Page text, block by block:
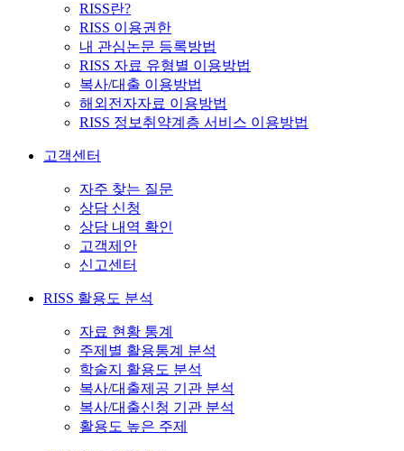
RISS란?
RISS 이용권한
내 관심논문 등록방법
RISS 자료 유형별 이용방법
복사/대출 이용방법
해외전자자료 이용방법
RISS 정보취약계층 서비스 이용방법
고객센터
자주 찾는 질문
상담 신청
상담 내역 확인
고객제안
신고센터
RISS 활용도 분석
자료 현황 통계
주제별 활용통계 분석
학술지 활용도 분석
복사/대출제공 기관 분석
복사/대출신청 기관 분석
활용도 높은 주제